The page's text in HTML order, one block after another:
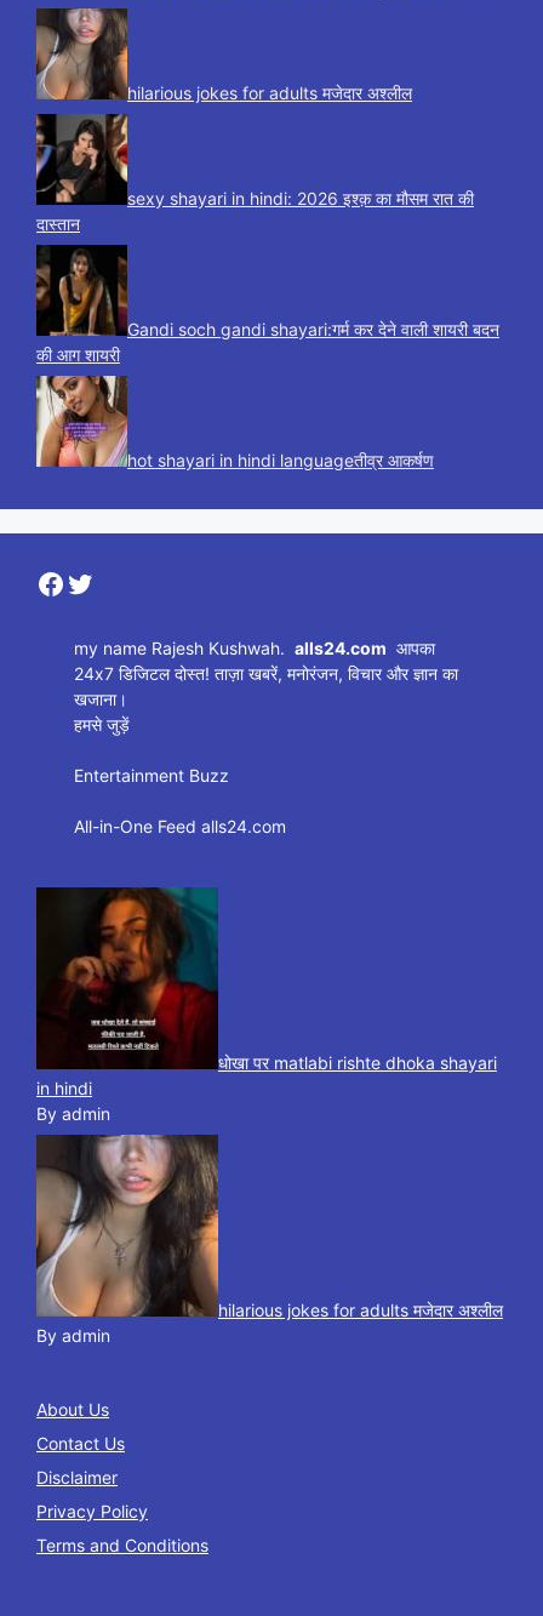
hilarious jokes for adults मजेदार अश्लील
sexy shayari in hindi: 2026 इश्क़ का मौसम रात की
दास्तान
Gandi soch gandi shayari:गर्म कर देने वाली शायरी बदन
की आग शायरी
hot shayari in hindi languageतीव्र आकर्षण
Facebook
Twitter
my name Rajesh Kushwah.alls24.com आपका
24x7 डिजिटल दोस्त! ताज़ा खबरें, मनोरंजन, विचार और ज्ञान का
खजाना।
हमसे जुड़ें
Entertainment Buzz
All-in-One Feed alls24.com
धोखा पर matlabi rishte dhoka shayari
in hindi
By admin
hilarious jokes for adults मजेदार अश्लील
By admin
About Us
Contact Us
Disclaimer
Privacy Policy
Terms and Conditions